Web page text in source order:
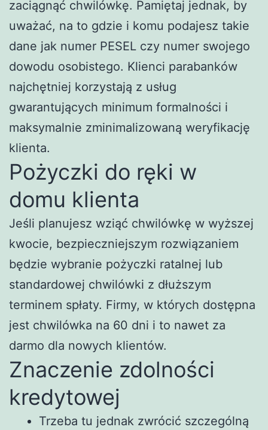
zaciągnąć chwilówkę. Pamiętaj jednak, by
uważać, na to gdzie i komu podajesz takie
dane jak numer PESEL czy numer swojego
dowodu osobistego. Klienci parabanków
najchętniej korzystają z usług
gwarantujących minimum formalności i
maksymalnie zminimalizowaną weryfikację
klienta.
Pożyczki do ręki w
domu klienta
Jeśli planujesz wziąć chwilówkę w wyższej
kwocie, bezpieczniejszym rozwiązaniem
będzie wybranie pożyczki ratalnej lub
standardowej chwilówki z dłuższym
terminem spłaty. Firmy, w których dostępna
jest chwilówka na 60 dni i to nawet za
darmo dla nowych klientów.
Znaczenie zdolności
kredytowej
Trzeba tu jednak zwrócić szczególną